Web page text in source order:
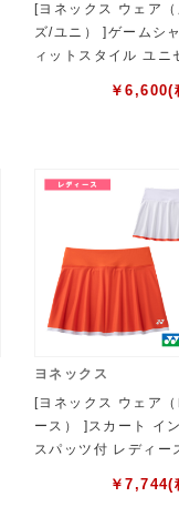
[ヨネックス ウェア（
ズ/ユニ） ]ゲームシ
ィットスタイル ユニ
￥6,600(
ヨネックス
[ヨネックス ウェア（
ース） ]スカート イ
スパッツ付 レディー
￥7,744(